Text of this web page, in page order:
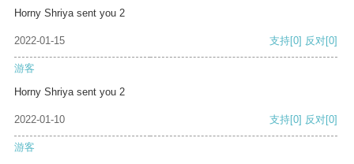
Horny Shriya sent you 2
2022-01-15 支持[0] 反对[0]
游客
Horny Shriya sent you 2
2022-01-10 支持[0] 反对[0]
游客